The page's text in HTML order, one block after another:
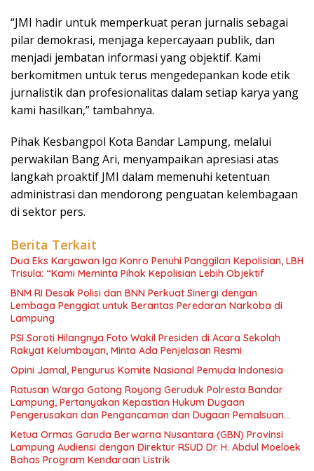
“JMI hadir untuk memperkuat peran jurnalis sebagai
pilar demokrasi, menjaga kepercayaan publik, dan
menjadi jembatan informasi yang objektif. Kami
berkomitmen untuk terus mengedepankan kode etik
jurnalistik dan profesionalitas dalam setiap karya yang
kami hasilkan,” tambahnya.
Pihak Kesbangpol Kota Bandar Lampung, melalui
perwakilan Bang Ari, menyampaikan apresiasi atas
langkah proaktif JMI dalam memenuhi ketentuan
administrasi dan mendorong penguatan kelembagaan
di sektor pers.
Berita Terkait
Dua Eks Karyawan Iga Konro Penuhi Panggilan Kepolisian, LBH
Trisula: “Kami Meminta Pihak Kepolisian Lebih Objektif
BNM RI Desak Polisi dan BNN Perkuat Sinergi dengan
Lembaga Penggiat untuk Berantas Peredaran Narkoba di
Lampung
PSI Soroti Hilangnya Foto Wakil Presiden di Acara Sekolah
Rakyat Kelumbayan, Minta Ada Penjelasan Resmi
Opini Jamal, Pengurus Komite Nasional Pemuda Indonesia
Ratusan Warga Gotong Royong Geruduk Polresta Bandar
Lampung, Pertanyakan Kepastian Hukum Dugaan
Pengerusakan dan Pengancaman dan Dugaan Pemalsuan
Ketua Ormas Garuda Berwarna Nusantara (GBN) Provinsi
Lampung Audiensi dengan Direktur RSUD Dr. H. Abdul Moeloek
Bahas Program Kendaraan Listrik